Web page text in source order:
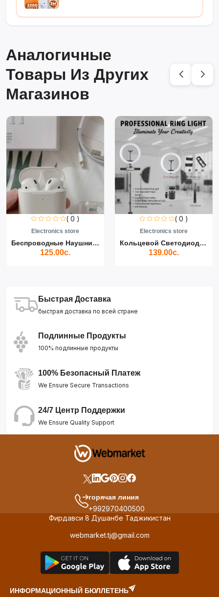
Аналогичные
Товары Из Других
Магазинов
( 0 )
Electronics store
Беспроводные Наушники Air...
125.00с.
( 0 )
Electronics store
Кольцевой Светодиодный Св...
139.00с.
Быстрая Доставка
быстрая доставка по всей стране
Подлинные Продукты
100% подлинные продукты
100% Безопасный Платеж
We Ensure Secure Transactions
24/7 Центр Поддержки
We Ensure Quality Support
горячая линия
+992970400500
Фирдавси 8 Душанбе Таджикистан
webmarket.tj@gmail.com
ИНФОРМАЦИОННЫЙ БЮЛЛЕТЕНЬ